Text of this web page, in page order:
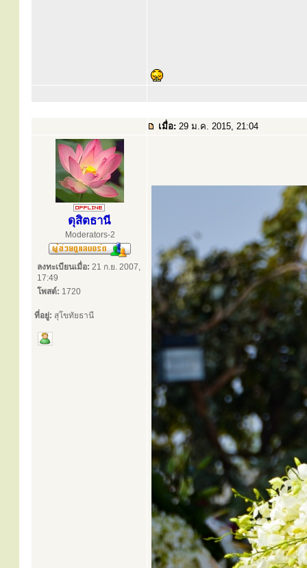
เมื่อ: 29 ม.ค. 2015, 21:04
ดุสิตธานี
Moderators-2
ลงทะเบียนเมื่อ: 21 ก.ย. 2007,
17:49
โพสต์: 1720
ที่อยู่: สุโขทัยธานี